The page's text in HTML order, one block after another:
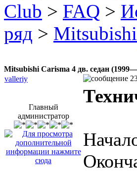
Club > FAQ >
ряд >
Mitsubishi Carisma 4 дв. седан
valleriy
Главный
администратор